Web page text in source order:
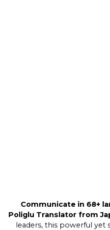
Communicate in 68+
Poliglu Translator from
leaders, this powerful yet